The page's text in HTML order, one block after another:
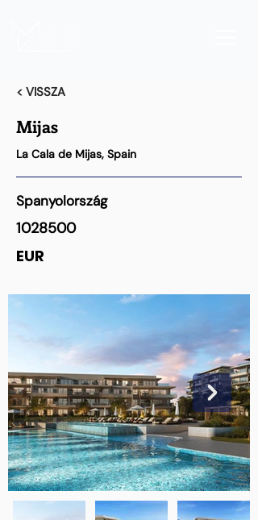
< VISSZA
Mijas
La Cala de Mijas, Spain
Spanyolország
1028500
EUR